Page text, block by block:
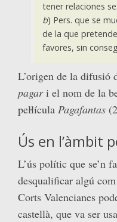
tener relaciones
b) Pers. que se
de la que
favores, sin
L’origen de la difusió
pagari el nom de la
peŀlícula Pagafantas
Ús en l’àmbit
L’ús polític que se’n
desqualificar algú
Corts Valencianes
castellà, que va ser